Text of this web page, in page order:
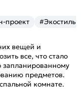
проект #Экостиль
вещей и
все, что стало
предметов.
комнате.